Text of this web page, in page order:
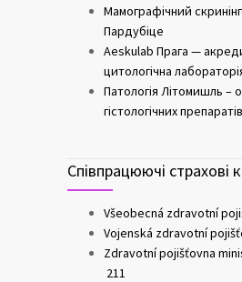
Мамографічний
Пардубіце
Aeskulab Прага —
цитологічна
Патологія Літомишль –
гістологічних препаратів
Співпрацюючі страхові
Všeobecná zdravotní
Vojenská zdravotní
Zdravotní pojišťovna
211